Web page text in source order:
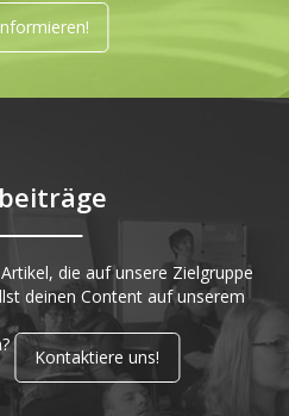
die auf unsere Zielgruppe
deinen Content auf unserem
Kontaktiere uns!